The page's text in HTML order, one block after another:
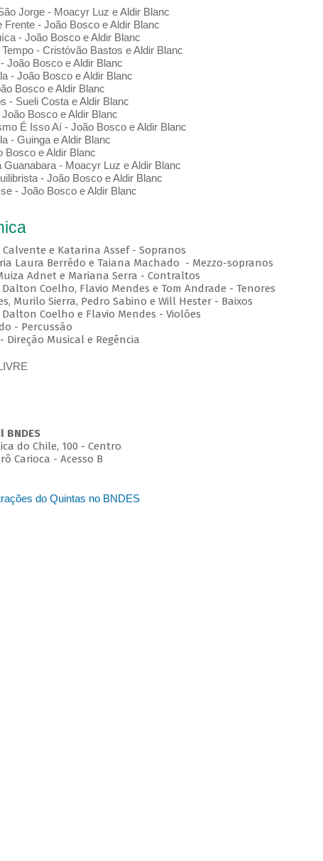
Jorge - Moacyr Luz e Aldir Blanc
Frente - João Bosco e Aldir Blanc
- João Bosco e Aldir Blanc
- Cristóvão Bastos e Aldir Blanc
João Bosco e Aldir Blanc
- João Bosco e Aldir Blanc
Bosco e Aldir Blanc
- Sueli Costa e Aldir Blanc
Bosco e Aldir Blanc
É Isso Aí - João Bosco e Aldir Blanc
- Guinga e Aldir Blanc
Bosco e Aldir Blanc
Guanabara - Moacyr Luz e Aldir Blanc
- João Bosco e Aldir Blanc
- João Bosco e Aldir Blanc
Calvente e Katarina Assef - Sopranos
Laura Berrêdo e Taiana Machado - Mezzo-sopranos
Adnet e Mariana Serra - Contraltos
Coelho, Flavio Mendes e Tom Andrade - Tenores
Murilo Sierra, Pedro Sabino e Will Hester - Baixos
Coelho e Flavio Mendes - Violões
- Percussão
Direção Musical e Regência
BNDES
do Chile, 100 - Centro
Carioca - Acesso B
do Quintas no BNDES